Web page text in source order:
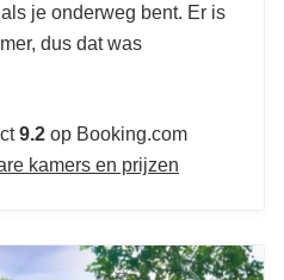
je onderweg bent. Er is
dus dat was
9.2 op Booking.com
kamers en prijzen